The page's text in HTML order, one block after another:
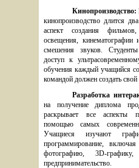
Кинопроизводство:
кинопроизводство длится
аспект создания
освещения,
смешения звуков.
доступ к
обучения каждый учащийся
командой должен создать
Разработка
на получение диплома
раскрывает все аспекты
помощью самых
Учащиеся изучают
программирование,
фотографию, 3D-
предпринимательство.